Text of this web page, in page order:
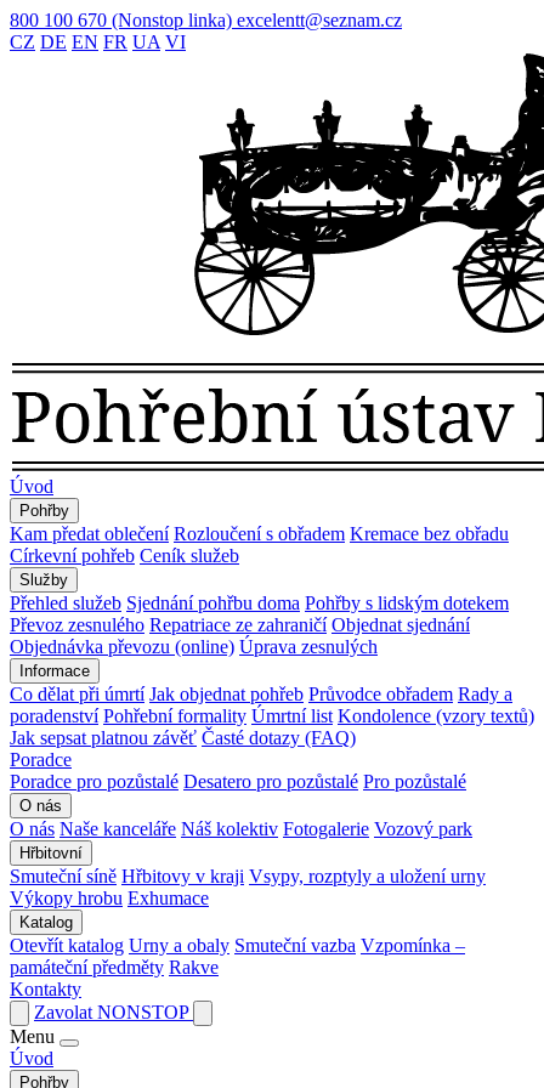
800 100 670 (Nonstop linka) excelentt@seznam.cz
CZ DE EN FR UA VI
Úvod
Pohřby
Kam předat oblečení Rozloučení s obřadem Kremace bez obřadu
Církevní pohřeb Ceník služeb
Služby
Přehled služeb Sjednání pohřbu doma Pohřby s lidským dotekem
Převoz zesnulého Repatriace ze zahraničí Objednat sjednání
Objednávka převozu (online) Úprava zesnulých
Informace
Co dělat při úmrtí Jak objednat pohřeb Průvodce obřadem Rady a
poradenství Pohřební formality Úmrtní list Kondolence (vzory textů)
Jak sepsat platnou závěť Časté dotazy (FAQ)
Poradce
Poradce pro pozůstalé Desatero pro pozůstalé Pro pozůstalé
O nás
O nás Naše kanceláře Náš kolektiv Fotogalerie Vozový park
Hřbitovní
Smuteční síně Hřbitovy v kraji Vsypy, rozptyly a uložení urny
Výkopy hrobu Exhumace
Katalog
Otevřít katalog Urny a obaly Smuteční vazba Vzpomínka –
památeční předměty Rakve
Kontakty
Zavolat NONSTOP
Menu
Úvod
Pohřby